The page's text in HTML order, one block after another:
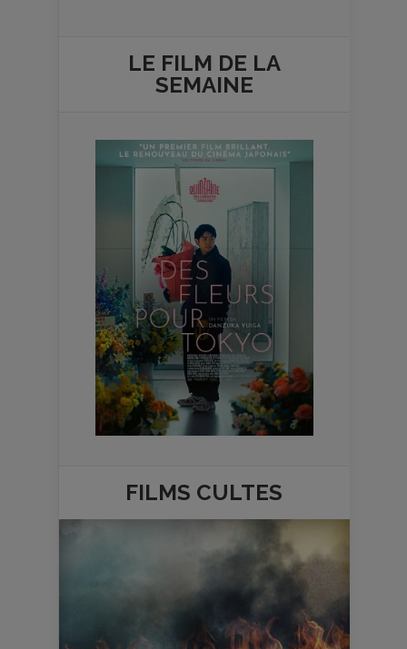
LE FILM DE LA
SEMAINE
FILMS CULTES